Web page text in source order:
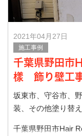
2021年04月27日
施工事例
千葉県野田
樣 飾り壁工
坂東市、守谷市、
装、その他塗り替
千葉県野田市Hair